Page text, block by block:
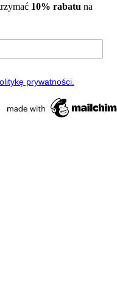
10% rabatu na
prywatności.